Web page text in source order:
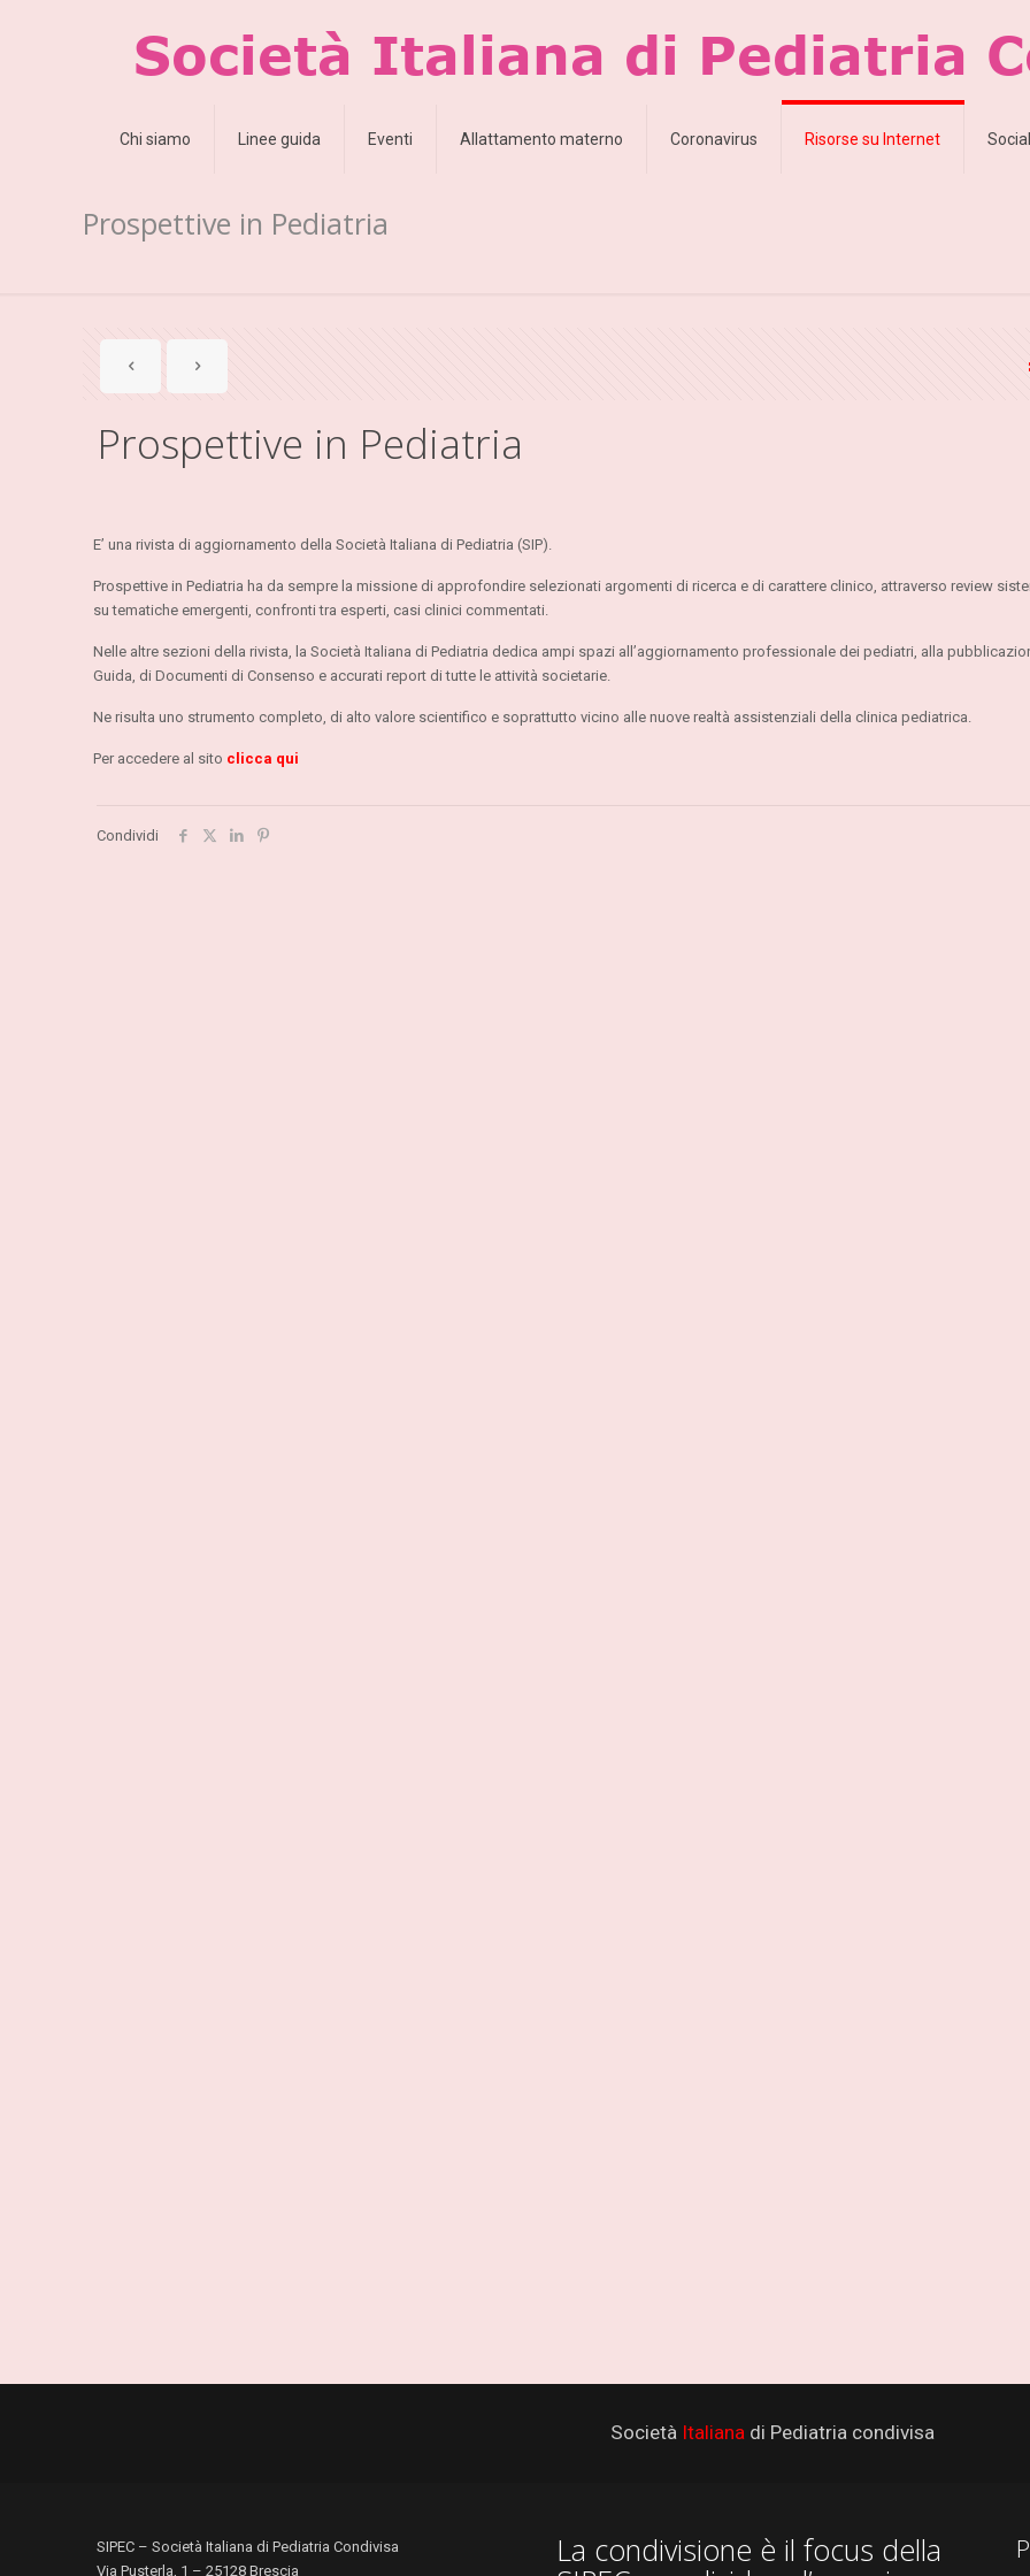
Chi siamo Linee guida Eventi Allattamento materno Coronavirus Risorse su Internet Social
Prospettive in Pediatria
Prospettive in Pediatria
E’ una rivista di aggiornamento della Società Italiana di Pediatria (SIP).
Prospettive in Pediatria ha da sempre la missione di approfondire selezionati argomenti di ricerca e di carattere clinico, attraverso review
su tematiche emergenti, confronti tra esperti, casi clinici commentati.
Nelle altre sezioni della rivista, la Società Italiana di Pediatria dedica ampi spazi all’aggiornamento professionale dei pediatri, alla
Guida, di Documenti di Consenso e accurati report di tutte le attività societarie.
Ne risulta uno strumento completo, di alto valore scientifico e soprattutto vicino alle nuove realtà assistenziali della clinica pediatrica.
Per accedere al sito clicca qui
Condividi
Società Italiana di Pediatria condivisa
SIPEC – Società Italiana di Pediatria Condivisa
Via Pusterla, 1 – 25128 Brescia
La condivisione è il focus della